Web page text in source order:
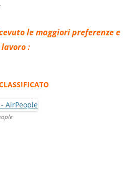
le maggiori preferenze e
: